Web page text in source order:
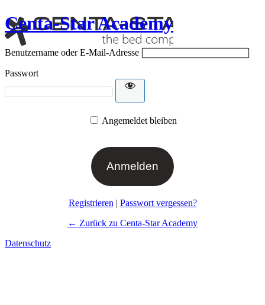
Centa-Star Academy
Benutzername oder E-Mail-Adresse
Passwort
Angemeldet bleiben
Registrieren | Passwort vergessen?
← Zurück zu Centa-Star Academy
Datenschutz